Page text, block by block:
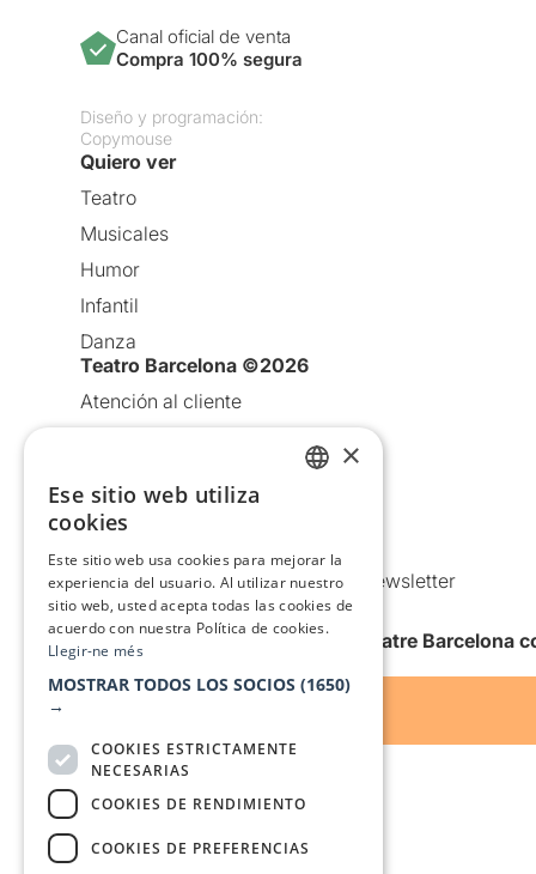
Canal oficial de venta
Compra 100% segura
Diseño y programación:
Copymouse
Quiero ver
Teatro
Musicales
Humor
Infantil
Danza
Teatro Barcelona ©2026
Atención al cliente
Política de Cookies
Comunicaciones comerciales y Newsletter
Anuncia’t
Quiero recibir la newsletter de Teatre Barcelona
Con el apoyo de
×
Ese sitio web utiliza
cookies
Este sitio web usa cookies para mejorar la
experiencia del usuario. Al utilizar nuestro
sitio web, usted acepta todas las cookies de
acuerdo con nuestra Política de cookies.
Llegir-ne més
MOSTRAR TODOS LOS SOCIOS (1650)
→
COOKIES ESTRICTAMENTE
NECESARIAS
COOKIES DE RENDIMIENTO
COOKIES DE PREFERENCIAS